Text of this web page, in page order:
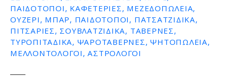
ΠΑΙΔΌΤΟΠΟΙ, ΚΑΦΕΤΈΡΙΕΣ, ΜΕΖΕΔΟΠΩΛΕΊΑ,
ΟΥΖΕΡΊ, ΜΠΑΡ, ΠΑΙΔΌΤΟΠΟΙ, ΠΑΤΣΑΤΖΊΔΙΚΑ,
ΠΙΤΣΑΡΊΕΣ, ΣΟΥΒΛΑΤΖΊΔΙΚΑ, ΤΑΒΈΡΝΕΣ,
ΤΥΡΟΠΙΤΆΔΙΚΑ, ΨΑΡΟΤΑΒΈΡΝΕΣ, ΨΗΤΟΠΩΛΕΊΑ,
ΜΕΛΛΟΝΤΟΛΟΓΟΙ, ΑΣΤΡΟΛΌΓΟΙ